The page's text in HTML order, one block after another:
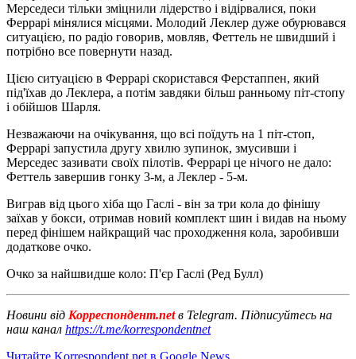
Мерседеси тільки зміцнили лідерство і відірвалися, поки
Феррарі мінялися місцями. Молодий Леклер дуже обурювався
ситуацією, по радіо говорив, мовляв, Феттель не швидший і
потрібно все повернути назад.
Цією ситуацією в Феррарі скористався Ферстаппен, який
під'їхав до Леклера, а потім завдяки більш ранньому піт-стопу
і обійшов Шарля.
Незважаючи на очікування, що всі поїдуть на 1 піт-стоп,
Феррарі запустила другу хвилю зупинок, змусивши і
Мерседес зазивати своїх пілотів. Феррарі це нічого не дало:
Феттель завершив гонку 3-м, а Леклер - 5-м.
Виграв від цього хіба що Гаслі - він за три кола до фінішу
заїхав у бокси, отримав новий комплект шин і видав на ньому
перед фінішем найкращий час проходження кола, заробивши
додаткове очко.
Очко за найшвидше коло: П'єр Гаслі (Ред Булл)
Новини від Корреспондент.netв Telegram. Підписуйтесь на
наш канал https://t.me/korrespondentnet
Читайте Korrespondent.net в Google News